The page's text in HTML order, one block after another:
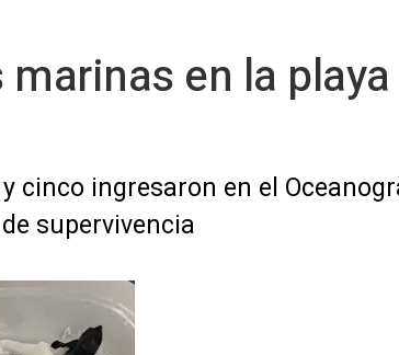
en la
cinco ingresaron en el
supervivencia